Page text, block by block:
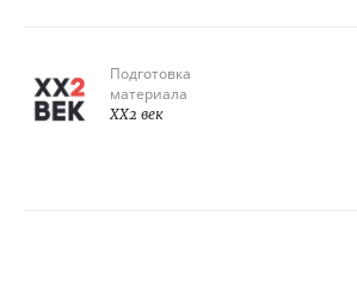
Подготовка
материала
XX2 век